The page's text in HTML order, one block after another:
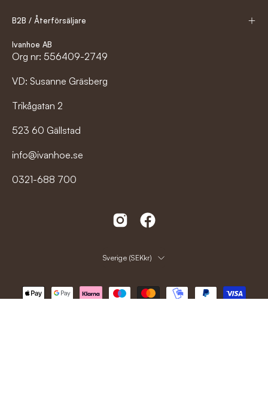
B2B / Återförsäljare
Ivanhoe AB
Org nr: 556409-2749
VD: Susanne Gräsberg
Trikågatan 2
523 60 Gällstad
info@ivanhoe.se
0321-688 700
Land
Sverige (SEKkr)